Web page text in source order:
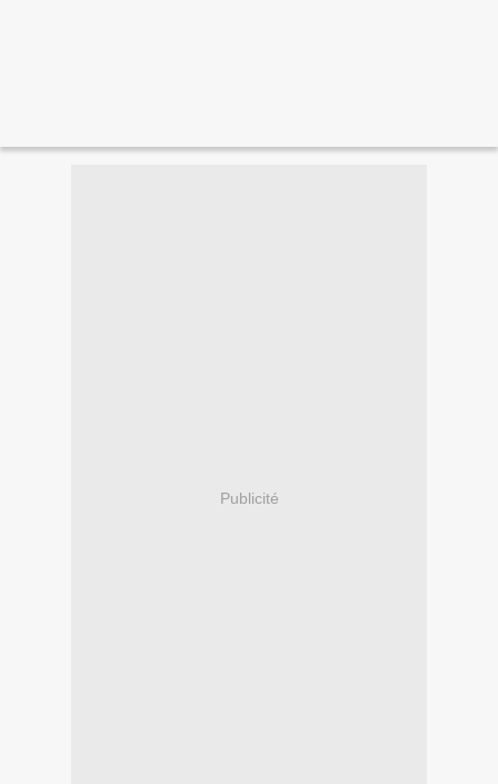
Publicité